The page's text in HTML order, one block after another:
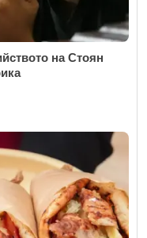
на Стоян